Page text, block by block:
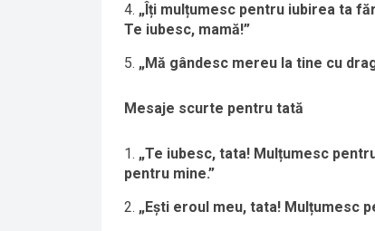
„Îți mulțumesc pentru iubirea ta
Te iubesc, mamă!”
„Mă gândesc mereu la tine cu
Mesaje scurte pentru tată
„Te iubesc, tata! Mulțumesc
pentru mine.”
„Ești eroul meu, tata! Mulțumesc